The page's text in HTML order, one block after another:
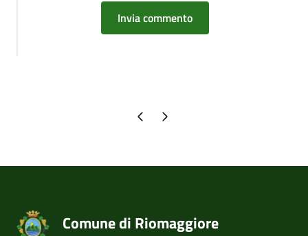
Pagina precedente
Pagina successiva
Comune di Riomaggiore